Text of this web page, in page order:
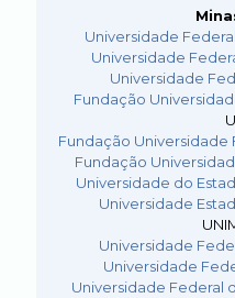
Universidade
Universidade
Universidade
Fundação
Fundação Universidade
Fundação
Universidade do
Universidade
Universidade
Universidade
Universidade Federal